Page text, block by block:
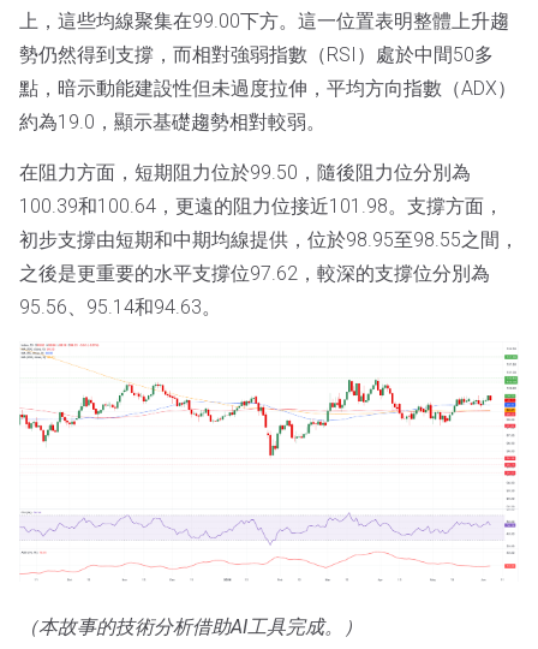
上，這些均線聚集在99.00下方。這一位置表明整體上升趨
勢仍然得到支撐，而相對強弱指數（RSI）處於中間50多
點，暗示動能建設性但未過度拉伸，平均方向指數（ADX）
約為19.0，顯示基礎趨勢相對較弱。
在阻力方面，短期阻力位於99.50，隨後阻力位分別為
100.39和100.64，更遠的阻力位接近101.98。支撐方面，
初步支撐由短期和中期均線提供，位於98.95至98.55之間，
之後是更重要的水平支撐位97.62，較深的支撐位分別為
95.56、95.14和94.63。
（本故事的技術分析借助AI工具完成。）